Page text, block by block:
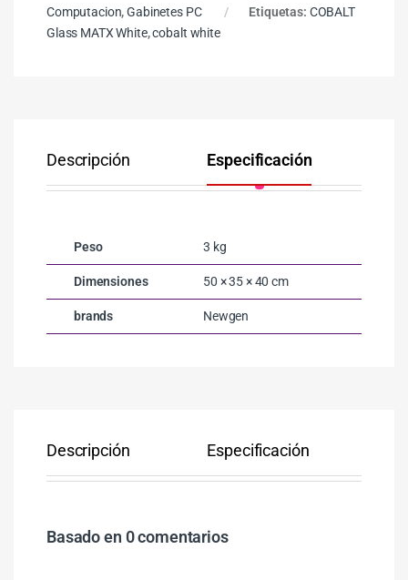
Computacion,Gabinetes PC Etiquetas: COBALT
Glass MATX White,cobalt white
Descripción Especificación
Peso 3 kg
Dimensiones 50 × 35 × 40 cm
brands Newgen
Descripción Especificación
Basado en 0 comentarios